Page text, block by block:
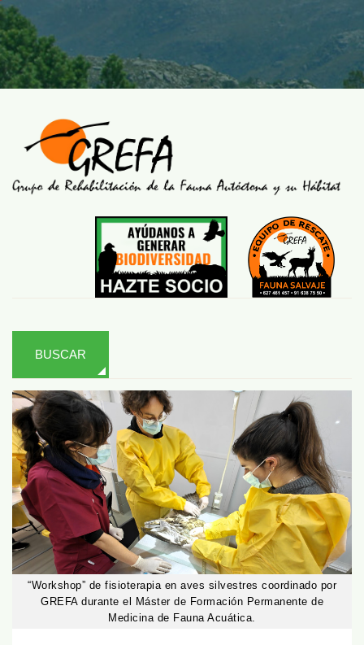
BUSCAR
“Workshop” de fisioterapia en aves silvestres coordinado por
GREFA durante el Máster de Formación Permanente de
Medicina de Fauna Acuática.